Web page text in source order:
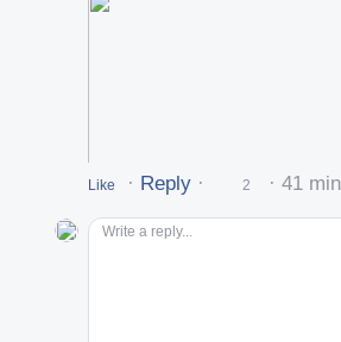
Like · Reply · 2 · 41
Write a reply...